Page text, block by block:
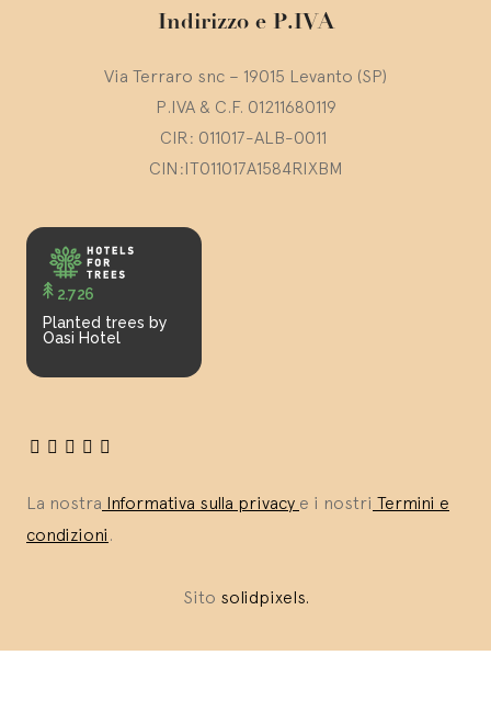
Indirizzo e P.IVA
Via Terraro snc – 19015 Levanto (SP)
P.IVA & C.F. 01211680119
CIR: 011017-ALB-0011
CIN:IT011017A1584RIXBM
2.726
Planted trees by
Oasi Hotel
La nostra Informativa sulla privacy e i nostri Termini e
condizioni .
Sito solidpixels.